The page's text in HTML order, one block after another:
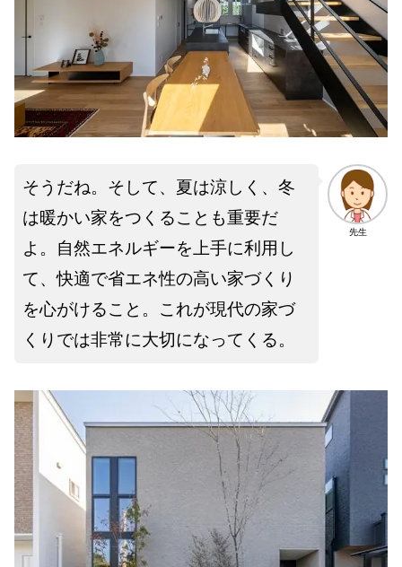
先生
そうだね。そして、夏は涼しく、冬
は暖かい家をつくることも重要だ
よ。自然エネルギーを上手に利用し
て、快適で省エネ性の高い家づくり
を心がけること。これが現代の家づ
くりでは非常に大切になってくる。